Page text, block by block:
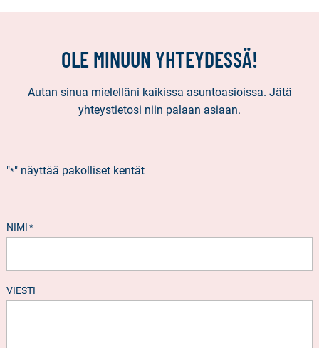
OLE MINUUN YHTEYDESSÄ!
Autan sinua mielelläni kaikissa asuntoasioissa. Jätä
yhteystietosi niin palaan asiaan.
"*" näyttää pakolliset kentät
NIMI *
VIESTI